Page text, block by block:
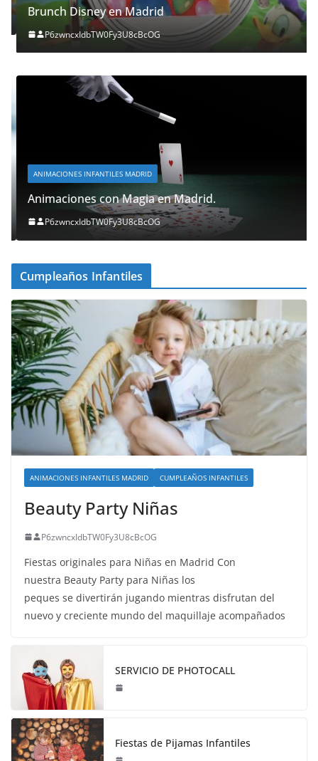
Brunch Disney en Madrid
P6zwncxIdbTW0Fy3U8cBcOG
ANIMACIONES INFANTILES MADRID
Animaciones con Magia en Madrid.
P6zwncxIdbTW0Fy3U8cBcOG
Cumpleaños Infantiles
ANIMACIONES INFANTILES MADRID CUMPLEAÑOS INFANTILES
Beauty Party Niñas
P6zwncxIdbTW0Fy3U8cBcOG
Fiestas originales para Niñas en Madrid Con
nuestra Beauty Party para Niñas los
peques se divertirán jugando mientras disfrutan del
nuevo y creciente mundo del maquillaje acompañados
SERVICIO DE PHOTOCALL
Fiestas de Pijamas Infantiles